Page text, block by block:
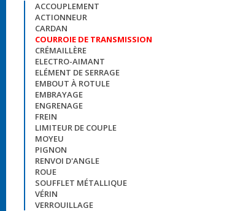
ACCOUPLEMENT
ACTIONNEUR
CARDAN
COURROIE DE TRANSMISSION
CRÉMAILLÈRE
ELECTRO-AIMANT
ELÉMENT DE SERRAGE
EMBOUT À ROTULE
EMBRAYAGE
ENGRENAGE
FREIN
LIMITEUR DE COUPLE
MOYEU
PIGNON
RENVOI D'ANGLE
ROUE
SOUFFLET MÉTALLIQUE
VÉRIN
VERROUILLAGE